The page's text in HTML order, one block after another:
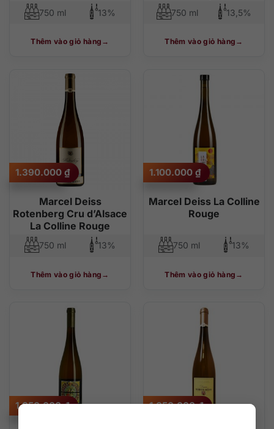
750 ml 13%
Thêm vào giỏ hàng
750 ml 13,5%
Thêm vào giỏ hàng
Marcel Deiss
Rotenberg Cru d’Alsace
La Colline Rouge
1.390.000 ₫
750 ml 13%
Thêm vào giỏ hàng
Marcel Deiss La Colline
Rouge
1.100.000 ₫
750 ml 13%
Thêm vào giỏ hàng
1.050.000₫ 1.050.000₫